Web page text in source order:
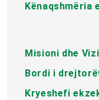
Kënaqshmëria
Misioni dhe
Bordi i
Kryeshefi